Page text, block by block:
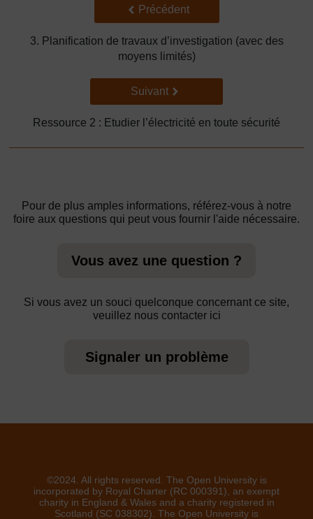
Précédent
Précédent
3. Planification de travaux d’investigation (avec des
moyens limités)
Suivant
Suivant
Ressource 2 : Etudier l’électricité en toute sécurité
Pour de plus amples informations, référez-vous à notre
foire aux questions qui peut vous fournir l'aide nécessaire.
Vous avez une question ?
Si vous avez un souci quelconque concernant ce site,
veuillez nous contacter ici
Signaler un problème
©2024. All rights reserved. The Open University is
incorporated by Royal Charter (RC 000391), an exempt
charity in England & Wales and a charity registered in
Scotland (SC 038302). The Open University is